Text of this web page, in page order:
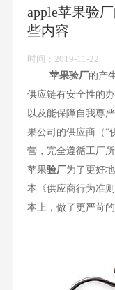
apple苹果验
些内容
时间：2019-11-22
苹果验厂的产
供应链有安全性的
以及能保障自我尊
果公司的供应商（“
营，完全遵循工厂
苹果验厂为了更好
本《供应商行为准
本上，做了更严苛的